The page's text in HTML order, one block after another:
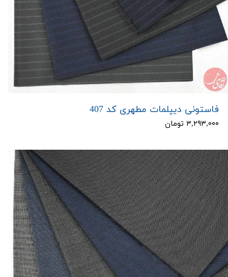
فاستونی دیپلمات مطهری کد 407
۳,۲۹۳,۰۰۰ تومان